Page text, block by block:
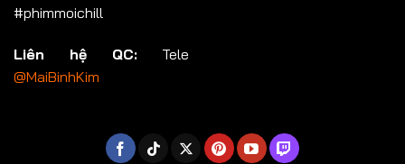
#phimmoichill
Liên hệ QC: Tele
@MaiBinhKim